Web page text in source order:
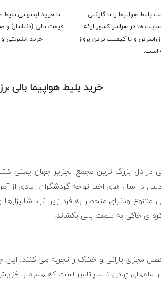
هواپیما را با گارانتی
ها در سراسر کشور ارائه
و با کیفیت ترین پرواز
است.
با خرید اینترنتی بلیط
قیمت بالی (دنپاسار) و
خرید اینترنتی
خرید بلیط هواپیما بالی
در دل بزرگ ترین مجمع الجزایر جهان یعنی
در سال های اخیر توجه گردشگران زیادی از
ودنیای منحصر به فرد زیر آب،
ی خاکی به سمت بالی بکشاند.
مجزای بارانی و خشک را تجربه می کنند.
در ماه‌های ژوئن تا سپتامبر است که همراه با